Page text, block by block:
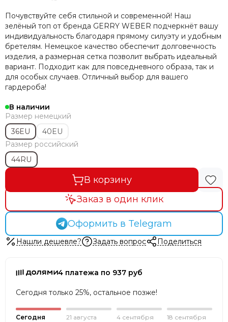
Почувствуйте себя стильной и современной! Наш
зелёный топ от бренда GERRY WEBER подчеркнёт вашу
индивидуальность благодаря прямому силуэту и удобным
бретелям. Немецкое качество обеспечит долговечность
изделия, а размерная сетка позволит выбрать идеальный
вариант. Подходит как для повседневного образа, так и
для особых случаев. Отличный выбор для вашего
гардероба!
В наличии
Размер немецкий
36EU
40EU
Размер российский
44RU
В корзину
Заказ в один клик
Оформить в Telegram
Нашли дешевле? Задать вопрос Поделиться
4 платежа по 937 руб
Сегодня только 25%, остальное позже!
Сегодня 21 августа 4 сентября 18 сентября